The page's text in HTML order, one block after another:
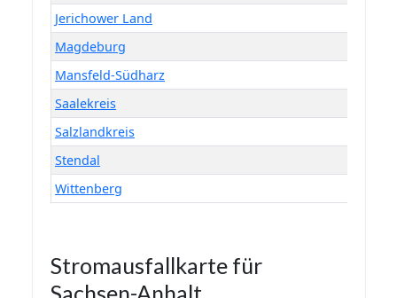
Jerichower Land
Magdeburg
Mansfeld-Südharz
Saalekreis
Salzlandkreis
Stendal
Wittenberg
Stromausfallkarte für